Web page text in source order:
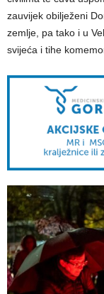
zauvijek obilježeni
zemlje, pa tako i u
svijeća i tihe